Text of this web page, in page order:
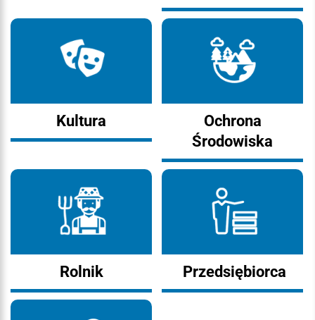
Kultura
Ochrona
Środowiska
Rolnik Przedsiębiorca